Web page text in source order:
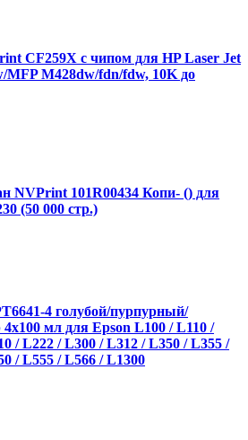
CF259X с чипом для HP Laser Jet
MFP M428dw/fdn/fdw, 10K до
NVPrint 101R00434 Копи- () для
(50 000 стр.)
4 голубой/пурпурный/
мл для Epson L100 / L110 /
/ L222 / L300 / L312 / L350 / L355 /
/ L555 / L566 / L1300